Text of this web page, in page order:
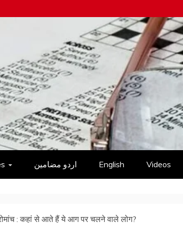
اردو مضامین English Videos
: कहां से आते हैं ये आग पर चलने वाले लोग?